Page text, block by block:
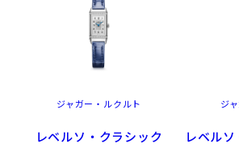
ジャガー・ルクルト
レベルソ・クラシック
ジ
レベル